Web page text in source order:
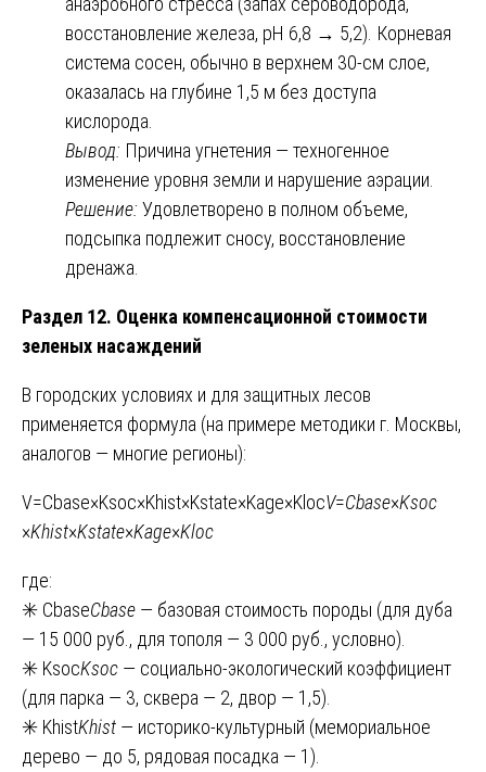
восстановление железа, pH 6,8 → 5,2). Корневая
система сосен, обычно в верхнем 30-см слое,
оказалась на глубине 1,5 м без доступа
кислорода.
Вывод: Причина угнетения — техногенное
изменение уровня земли и нарушение аэрации.
Решение: Удовлетворено в полном объеме,
подсыпка подлежит сносу, восстановление
дренажа.
Раздел 12. Оценка компенсационной стоимости
зеленых насаждений
В городских условиях и для защитных лесов
применяется формула (на примере методики г. Москвы,
аналогов — многие регионы):
V=Cbase×Ksoc×Khist×Kstate×Kage×KlocV=Cbase​×Ksoc
×Khist​×Kstate​×Kage​×Kloc
где:
✳️ CbaseCbase ​ — базовая стоимость породы (для дуба
— 15 000 руб., для тополя — 3 000 руб., условно).
✳️ KsocKsoc ​ — социально-экологический коэффициент
(для парка — 3, сквера — 2, двор — 1,5).
✳️ KhistKhist ​ — историко-культурный (мемориальное
дерево — до 5, рядовая посадка — 1).